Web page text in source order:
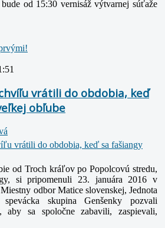
od 15:30 vernisáž výtvarnej súťaže
vrátili do obdobia, keď
obľube
od Troch kráľov po Popolcovú stredu,
si pripomenuli 23. januára 2016 v
odbor Matice slovenskej, Jednota
skupina Genšenky pozvali
aby sa spoločne zabavili, zaspievali,